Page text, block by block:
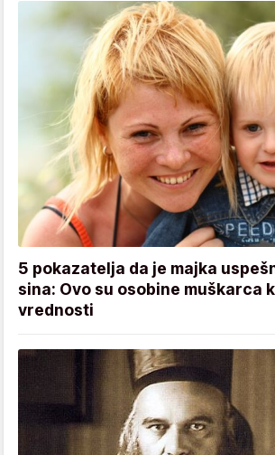
5 pokazatelja da je majka
sina: Ovo su osobine muškarca
vrednosti